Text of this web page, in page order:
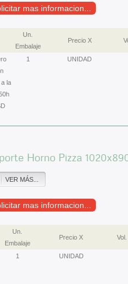
mas informacion...
Un.
Embalaje
Precio X
la
1 UNIDAD
Horno Pizza
VER MÁS...
mas informacion...
Un.
Embalaje
Precio X Vol.
1 UNIDAD